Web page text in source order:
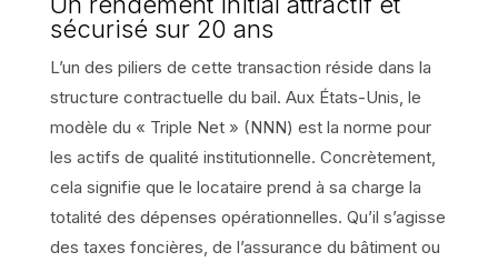
sécurisé sur 20 ans
L’un des piliers de cette transaction réside dans la
structure contractuelle du bail. Aux États-Unis, le
modèle du « Triple Net » (NNN) est la norme pour
les actifs de qualité institutionnelle. Concrètement,
cela signifie que le locataire prend à sa charge la
totalité des dépenses opérationnelles. Qu’il s’agisse
des taxes foncières, de l’assurance du bâtiment ou